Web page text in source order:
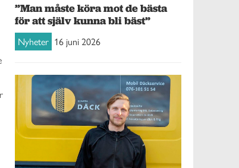
”Man måste köra mot de bästa
för att själv kunna bli bäst”
Nyheter 16 juni 2026